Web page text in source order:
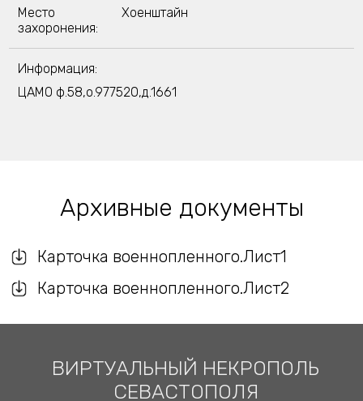
Место
захоронения:
Хоенштайн
Информация:
ЦАМО ф.58,о.977520,д.1661
Архивные документы
Карточка военнопленного.Лист1
Карточка военнопленного.Лист2
ВИРТУАЛЬНЫЙ НЕКРОПОЛЬ
СЕВАСТОПОЛЯ